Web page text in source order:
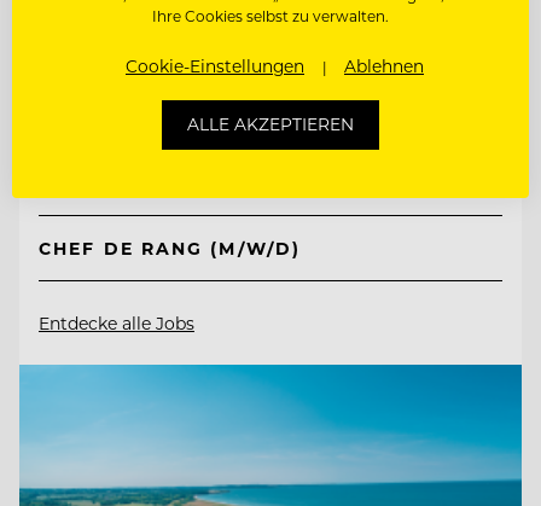
Jungbrunn - Der Gutzeitort
6675 Tannheim/Tirol, Österreich
CHEF DE RANG (M/W/D)
Entdecke alle Jobs
Ihre Cookies selbst zu verwalten.
Cookie-Einstellungen Ablehnen
ALLE AKZEPTIEREN